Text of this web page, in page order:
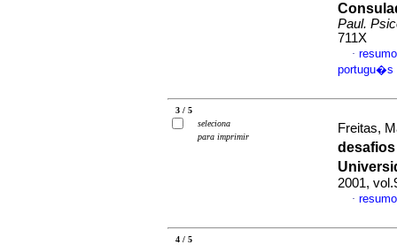
Paul.
711X
·
portugu�s
3 / 5
seleciona
para imprimir
Freitas,
2001,
·
4 / 5